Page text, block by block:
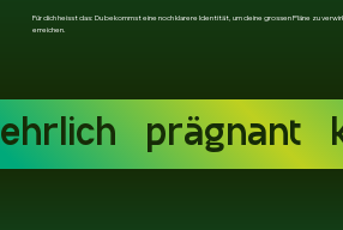
Für dich heisst das: Du bekommst eine noch klarere Identität, um deine grossen Pläne zu
erreichen.
ehrlich   prägnant